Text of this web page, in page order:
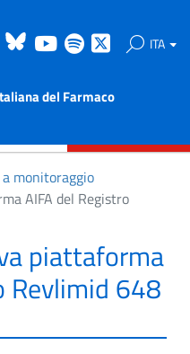
Instagram
Bluesky
Youtube
Spotify ITA
del Farmaco
monitoraggio
AIFA del Registro
piattaforma
Revlimid 648